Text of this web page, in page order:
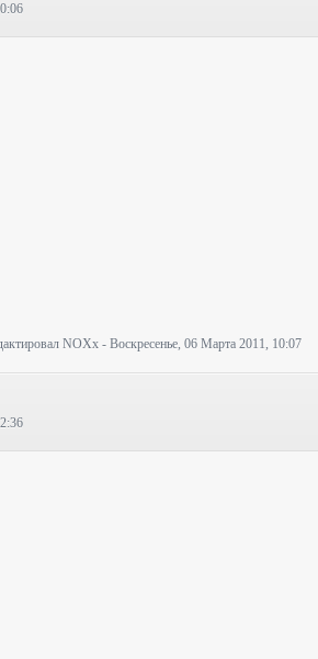
NOXx - Воскресенье, 06 Марта 2011, 10:07